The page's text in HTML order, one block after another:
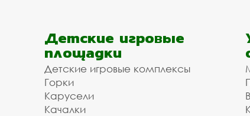
Детские игровые
площадки
Детские игровые комплексы
Горки
Карусели
Качалки